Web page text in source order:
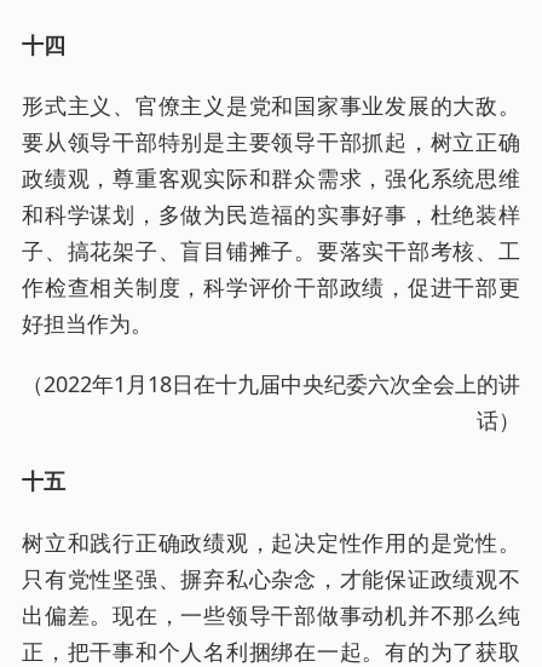
十四
形式主义、官僚主义是党和国家事业发展的大敌。
要从领导干部特别是主要领导干部抓起，树立正确
政绩观，尊重客观实际和群众需求，强化系统思维
和科学谋划，多做为民造福的实事好事，杜绝装样
子、搞花架子、盲目铺摊子。要落实干部考核、工
作检查相关制度，科学评价干部政绩，促进干部更
好担当作为。
（2022年1月18日在十九届中央纪委六次全会上的讲
话）
十五
树立和践行正确政绩观，起决定性作用的是党性。
只有党性坚强、摒弃私心杂念，才能保证政绩观不
出偏差。现在，一些领导干部做事动机并不那么纯
正，把干事和个人名利捆绑在一起。有的为了获取